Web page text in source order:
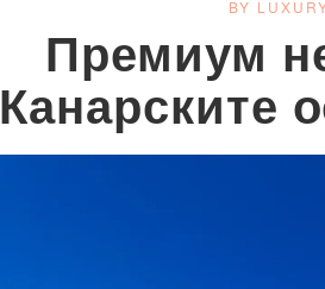
BY
Премиум
Канарските